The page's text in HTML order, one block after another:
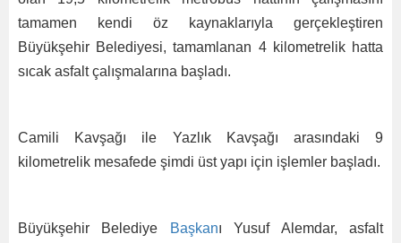
tamamen kendi öz kaynaklarıyla gerçekleştiren
Büyükşehir Belediyesi, tamamlanan 4 kilometrelik hatta
sıcak asfalt çalışmalarına başladı.
Camili Kavşağı ile Yazlık Kavşağı arasındaki 9
kilometrelik mesafede şimdi üst yapı için işlemler başladı.
Büyükşehir Belediye Başkanı Yusuf Alemdar, asfalt